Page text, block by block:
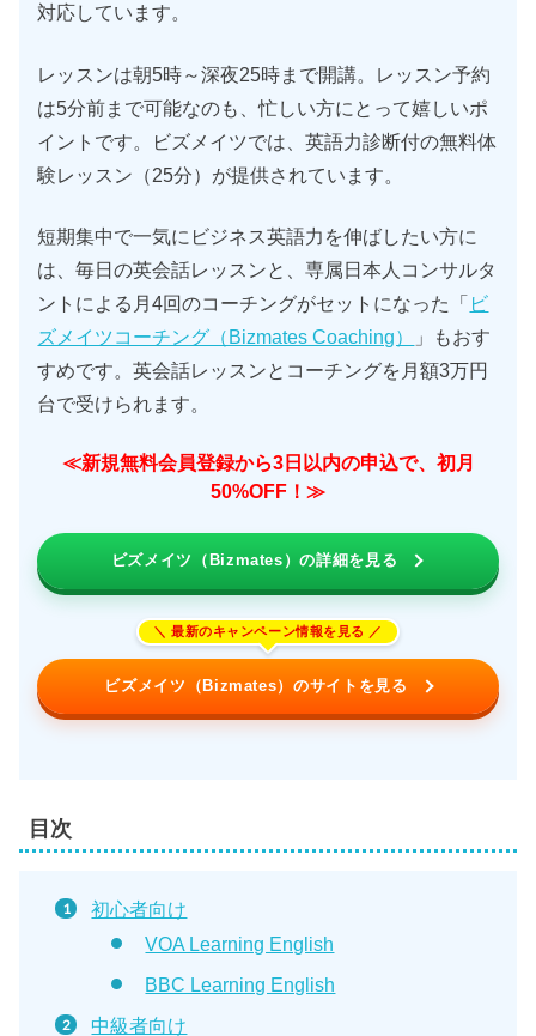
対応しています。
レッスンは朝5時～深夜25時まで開講。レッスン予約
は5分前まで可能なのも、忙しい方にとって嬉しいポ
イントです。ビズメイツでは、英語力診断付の無料体
験レッスン（25分）が提供されています。
短期集中で一気にビジネス英語力を伸ばしたい方に
は、毎日の英会話レッスンと、専属日本人コンサルタ
ントによる月4回のコーチングがセットになった「 ビ
ズメイツコーチング（Bizmates Coaching）
」もおす
すめです。英会話レッスンとコーチングを月額3万円
台で受けられます。
≪新規無料会員登録から3日以内の申込で、初月
50%OFF！≫
ビズメイツ（Bizmates）の詳細を見る
ビズメイツ（Bizmates）のサイトを見る
目次
初心者向け
VOA Learning English
BBC Learning English
中級者向け